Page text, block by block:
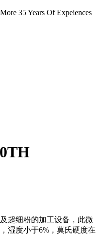
35 Years Of Expeiences
超细粉的加工设备，此微
湿度小于6%，莫氏硬度在